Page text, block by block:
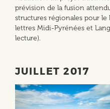
prévision de la fusion
structures régionales pour
lettres Midi-Pyrénées et
lecture).
JUILLET 2017